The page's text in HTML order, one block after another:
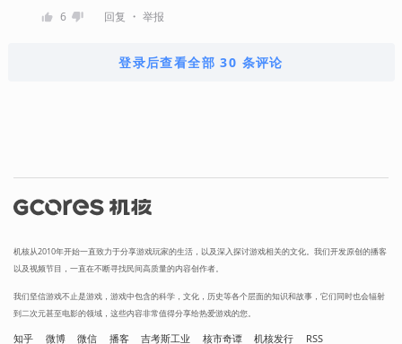
6 回复 ・ 举报
登录后查看全部 30 条评论
机核从2010年开始一直致力于分享游戏玩家的生活，以及深入探讨游戏相关的文化。我们开发原创的播客
以及视频节目，一直在不断寻找民间高质量的内容创作者。
我们坚信游戏不止是游戏，游戏中包含的科学，文化，历史等各个层面的知识和故事，它们同时也会辐射
到二次元甚至电影的领域，这些内容非常值得分享给热爱游戏的您。
知乎 微博 微信 播客 吉考斯工业 核市奇谭 机核发行 RSS